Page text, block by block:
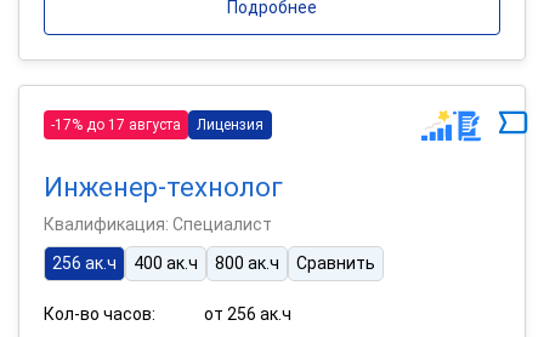
Подробнее
-17% до 17 августа Лицензия
Инженер-технолог
Квалификация: Специалист
256 ак.ч
400 ак.ч 800 ак.ч Сравнить
Кол-во часов:
от 256 ак.ч